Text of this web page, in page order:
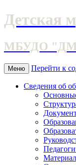
Детская
МБУДО "ДМШ
Меню Перейти к
Сведения об